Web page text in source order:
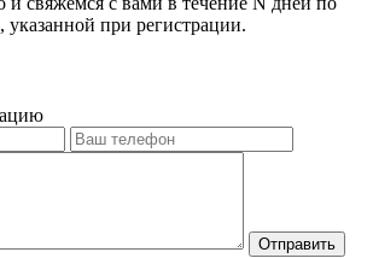
указанной при регистрации.